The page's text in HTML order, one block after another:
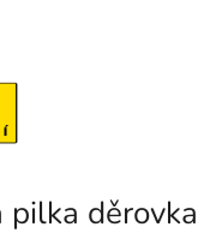
pilka děrovka